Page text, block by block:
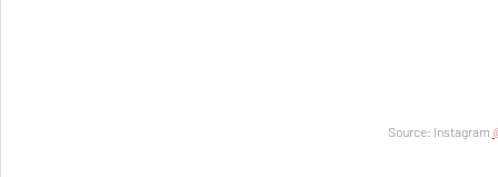
Source: Instagram